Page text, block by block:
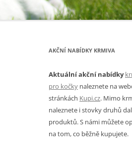
AKČNÍ NABÍDKY KRMIVA
Aktuální akční nabídky
pro kočky naleznete na
stránkách Kupi.cz. Mimo
naleznete i stovky druhů
produktů. S námi můžete
na tom, co běžně kupujete.